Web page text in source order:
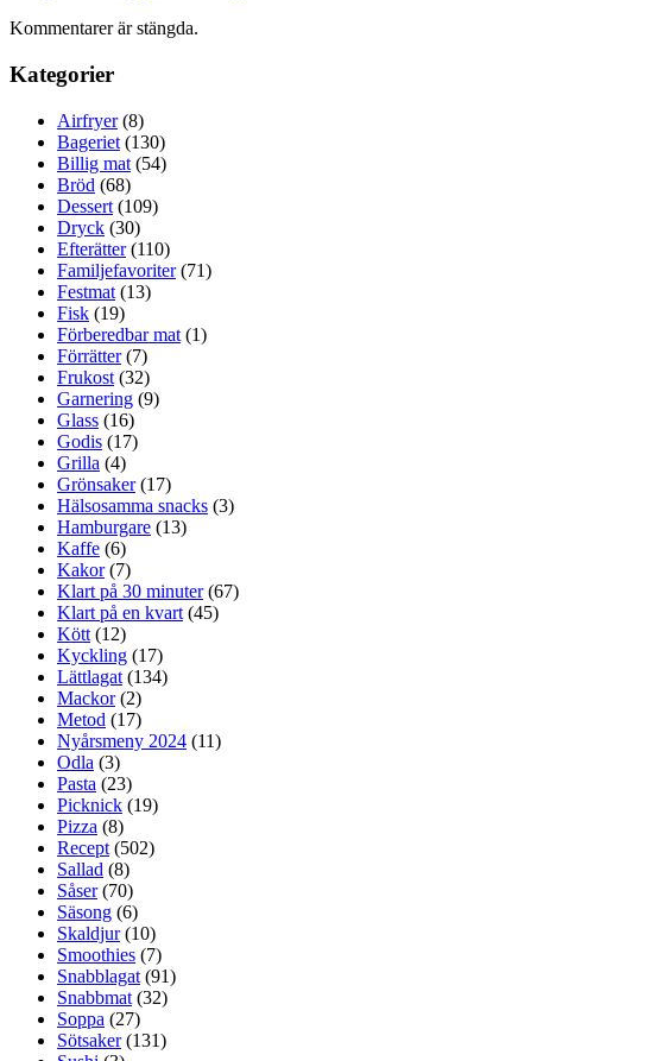
Kommentarer är stängda.
Kategorier
Airfryer(8)
Bageriet (130)
Billig mat (54)
Bröd (68)
Dessert (109)
Dryck (30)
Efterätter(110)
Familjefavoriter(71)
Festmat (13)
Fisk (19)
Förberedbar mat (1)
Förrätter(7)
Frukost (32)
Garnering (9)
Glass (16)
Godis (17)
Grilla (4)
Grönsaker(17)
Hälsosamma snacks (3)
Hamburgare (13)
Kaffe (6)
Kakor(7)
Klart på 30 minuter(67)
Klart på en kvart (45)
Kött (12)
Kyckling (17)
Lättlagat (134)
Mackor(2)
Metod (17)
Nyårsmeny 2024 (11)
Odla (3)
Pasta (23)
Picknick (19)
Pizza (8)
Recept (502)
Sallad (8)
Såser(70)
Säsong (6)
Skaldjur(10)
Smoothies (7)
Snabblagat (91)
Snabbmat (32)
Soppa (27)
Sötsaker(131)